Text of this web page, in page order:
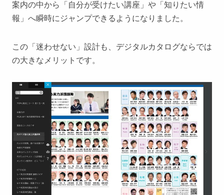
案内の中から「自分が受けたい講座」や「知りたい情
報」へ瞬時にジャンプできるようになりました。
この「迷わせない」設計も、デジタルカタログならでは
の大きなメリットです。